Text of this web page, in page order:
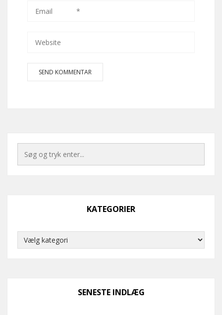
KATEGORIER
Kategorier
SENESTE INDLÆG